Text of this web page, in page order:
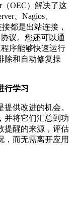
OEC）解决了这
、Nagios、
都是出站连接，
议。您还可以通
序能够快速运行
除和自动修复操
行学习
供改进的机会。
并将它们汇总到功
提醒的来源，评估
，而无需离开应用